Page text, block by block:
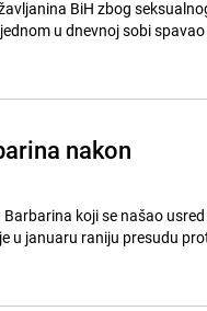
BiH zbog
u dnevnoj sobi spavao
nakon
koji se našao
u januaru raniju presudu